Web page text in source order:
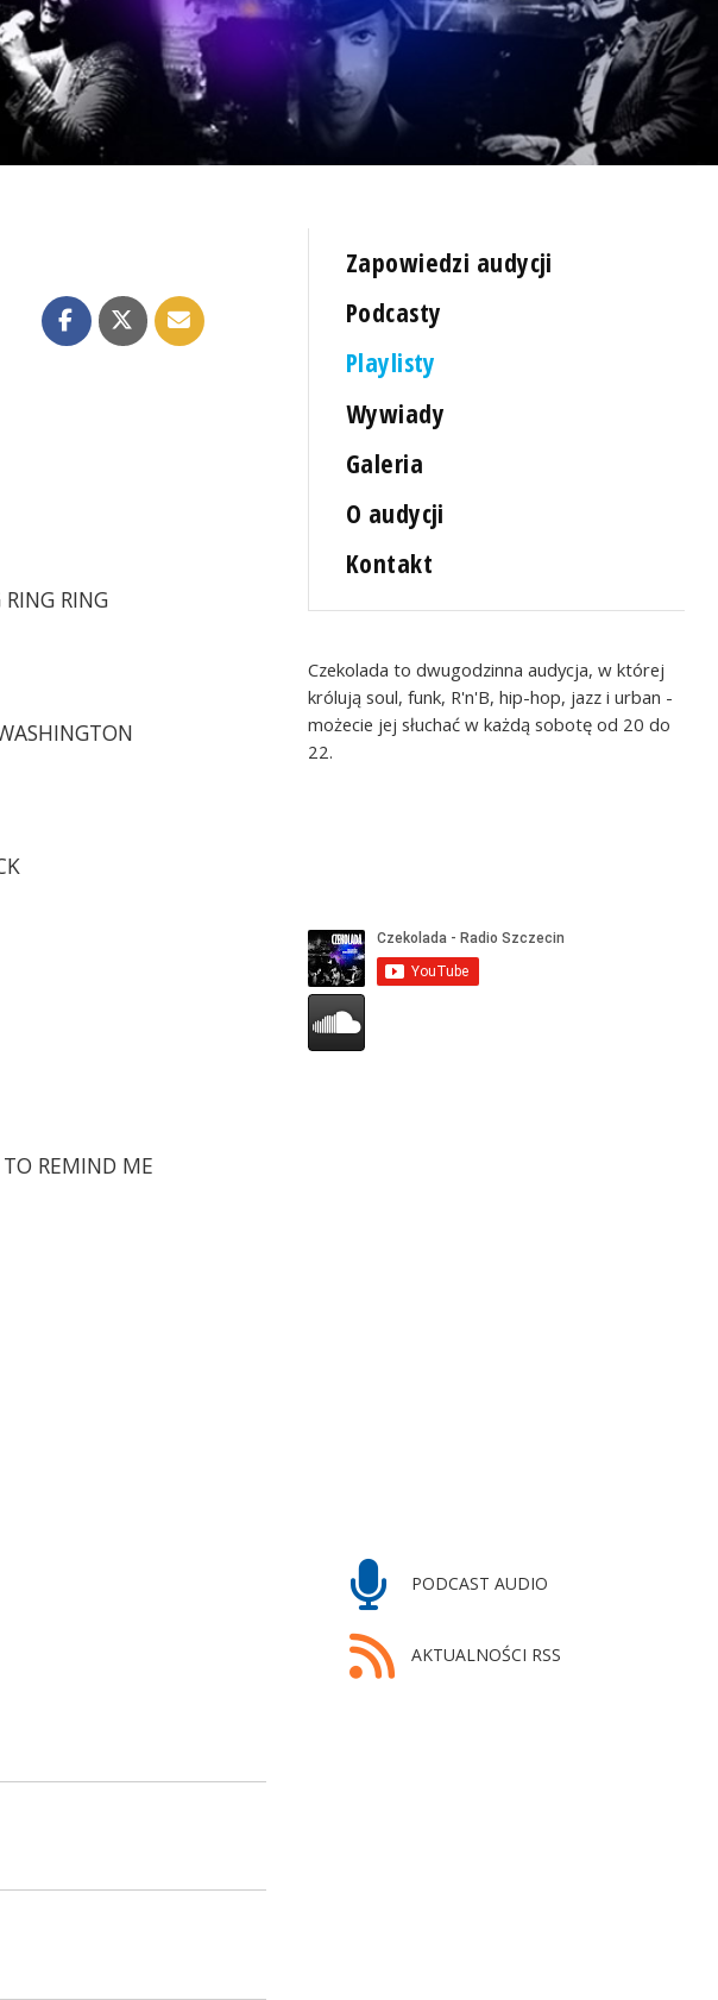
RING
REMIND ME
Zapowiedzi audycji
Podcasty
Playlisty
Wywiady
Galeria
O audycji
Kontakt
Czekolada to dwugodzinna audycja, w której
królują soul, funk, R'n'B, hip-hop, jazz i urban -
możecie jej słuchać w każdą sobotę od 20 do
22.
PODCAST AUDIO
AKTUALNOŚCI RSS